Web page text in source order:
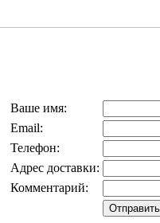
Ваше имя:
Email:
Телефон:
Адрес доставки:
Комментарий: